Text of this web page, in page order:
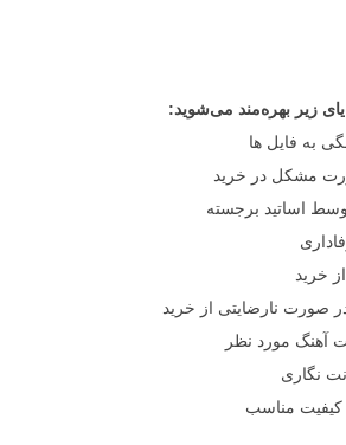
زیر بهره‌مند می‌شوید:
به فایل ها
مشکل در خرید
اساتید برجسته
خرید
صورت نارضایتی از خرید
آهنگ مورد نظر
نت نگاری
کیفیت مناسب